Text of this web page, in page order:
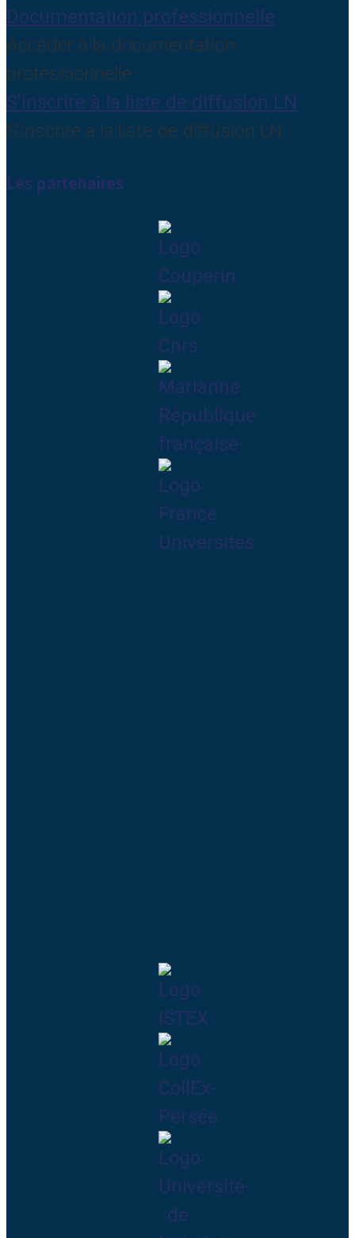
Documentation professionnelle
Accéder à la documentation
professionnelle
S'inscrire à la liste de diffusion LN
S’inscrire à la liste de diffusion LN
Les partenaires